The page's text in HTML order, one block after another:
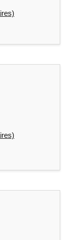
une
(« M »)
de
au
pour
du
outil de
et